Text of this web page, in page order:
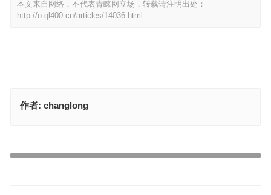
本文来自网络，不代表青睐网立场，转载请注明出处：
http://o.ql400.cn/articles/14036.html
作者: changlong